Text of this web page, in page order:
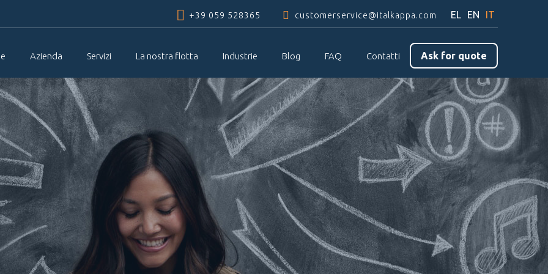
content
+39 059 528365 customerservice@italkappa.com EL EN IT
Azienda Servizi La nostra flotta Industrie Blog FAQ Contatti Ask for quote